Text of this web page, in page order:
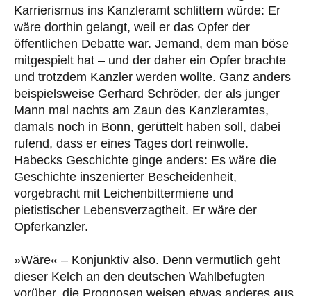
Karrierismus ins Kanzleramt schlittern würde: Er
wäre dorthin gelangt, weil er das Opfer der
öffentlichen Debatte war. Jemand, dem man böse
mitgespielt hat – und der daher ein Opfer brachte
und trotzdem Kanzler werden wollte. Ganz anders
beispielsweise Gerhard Schröder, der als junger
Mann mal nachts am Zaun des Kanzleramtes,
damals noch in Bonn, gerüttelt haben soll, dabei
rufend, dass er eines Tages dort reinwolle.
Habecks Geschichte ginge anders: Es wäre die
Geschichte inszenierter Bescheidenheit,
vorgebracht mit Leichenbittermiene und
pietistischer Lebensverzagtheit. Er wäre der
Opferkanzler.
»Wäre« – Konjunktiv also. Denn vermutlich geht
dieser Kelch an den deutschen Wahlbefugten